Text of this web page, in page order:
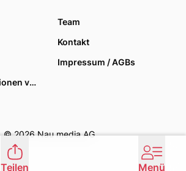
Team
Kontakt
Impressum / AGBs
Datenschutzoptionen verwalten
© 2026 Nau media AG
Teilen Menü